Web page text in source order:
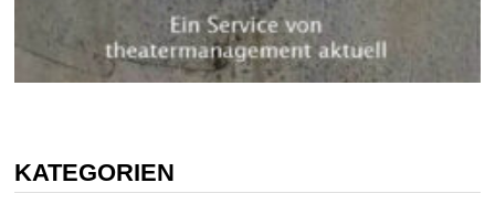
KATEGORIEN